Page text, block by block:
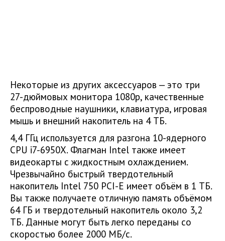
Некоторые из других аксессуаров — это три
27-дюймовых монитора 1080p, качественные
беспроводные наушники, клавиатура, игровая
мышь и внешний накопитель на 4 ТБ.
4,4 ГГц используется для разгона 10-ядерного
CPU i7-6950X. Флагман Intel также имеет
видеокарты с жидкостным охлаждением.
Чрезвычайно быстрый твердотельный
накопитель Intel 750 PCI-E имеет объём в 1 ТБ.
Вы также получаете отличную память объёмом
64 ГБ и твердотельный накопитель около 3,2
ТБ. Данные могут быть легко переданы со
скоростью более 2000 МБ/с.